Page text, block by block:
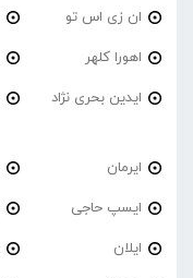
ان زی اس تو
اهورا کلهر
ایدین بحری نژاد
ایرمان
ایسپ حاجی
ایلان